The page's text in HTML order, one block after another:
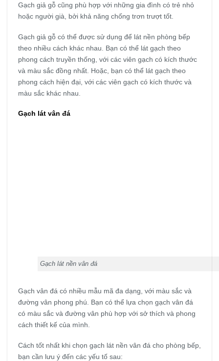
Gạch giả gỗ cũng phù hợp với những gia đình có trẻ nhỏ
hoặc người già, bởi khả năng chống trơn trượt tốt.
Gạch giả gỗ có thể được sử dụng để lát nền phòng bếp
theo nhiều cách khác nhau. Bạn có thể lát gạch theo
phong cách truyền thống, với các viên gạch có kích thước
và màu sắc đồng nhất. Hoặc, bạn có thể lát gạch theo
phong cách hiện đại, với các viên gạch có kích thước và
màu sắc khác nhau.
Gạch lát vân đá
Gạch lát nền vân đá
Gạch vân đá có nhiều mẫu mã đa dạng, với màu sắc và
đường vân phong phú. Bạn có thể lựa chọn gạch vân đá
có màu sắc và đường vân phù hợp với sở thích và phong
cách thiết kế của mình.
Cách tốt nhất khi chọn gạch lát nền vân đá cho phòng bếp,
bạn cần lưu ý đến các yếu tố sau: